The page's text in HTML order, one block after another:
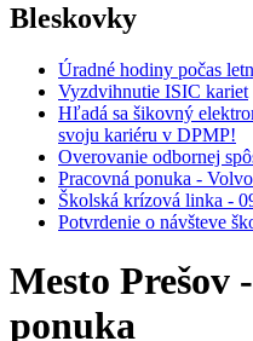
Bleskovky
Úradné hodiny počas
Vyzdvihnutie ISIC kariet
Hľadá sa šikovný
svoju kariéru v DPMP!
Overovanie odbornej
Pracovná ponuka -
Školská krízová linka -
Potvrdenie o návšteve
Mesto Prešov
ponuka